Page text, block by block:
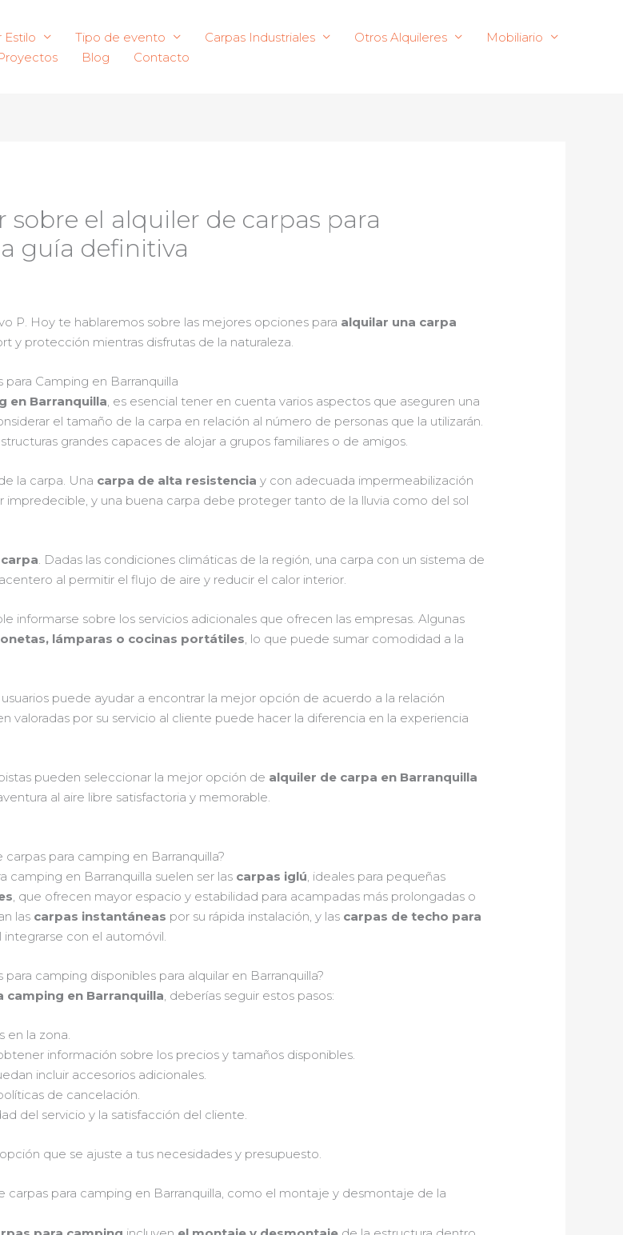
Estilo Tipo de evento Carpas Industriales Otros Alquileres
Mobiliario
Blog Contacto
sobre el alquiler de carpas para
guía definitiva
P. Hoy te hablaremos sobre las mejores opciones para alquilar una carpa
y protección mientras disfrutas de la naturaleza.
Camping en Barranquilla
en Barranquilla, es esencial tener en cuenta varios aspectos que aseguren una
el tamaño de la carpa en relación al número de personas que la utilizarán.
grandes capaces de alojar a grupos familiares o de amigos.
la carpa. Una carpa de alta resistencia y con adecuada impermeabilización
impredecible, y una buena carpa debe proteger tanto de la lluvia como del sol
. Dadas las condiciones climáticas de la región, una carpa con un sistema de
al permitir el flujo de aire y reducir el calor interior.
informarse sobre los servicios adicionales que ofrecen las empresas. Algunas
lámparas o cocinas portátiles, lo que puede sumar comodidad a la
puede ayudar a encontrar la mejor opción de acuerdo a la relación
valoradas por su servicio al cliente puede hacer la diferencia en la experiencia
pueden seleccionar la mejor opción de alquiler de carpa en Barranquilla
al aire libre satisfactoria y memorable.
para camping en Barranquilla?
camping en Barranquilla suelen ser las carpas iglú, ideales para pequeñas
, que ofrecen mayor espacio y estabilidad para acampadas más prolongadas o
las carpas instantáneas por su rápida instalación, y las carpas de techo para
con el automóvil.
camping disponibles para alquilar en Barranquilla?
en Barranquilla, deberías seguir estos pasos:
en la zona.
información sobre los precios y tamaños disponibles.
incluir accesorios adicionales.
de cancelación.
del servicio y la satisfacción del cliente.
que se ajuste a tus necesidades y presupuesto.
carpas para camping en Barranquilla, como el montaje y desmontaje de la